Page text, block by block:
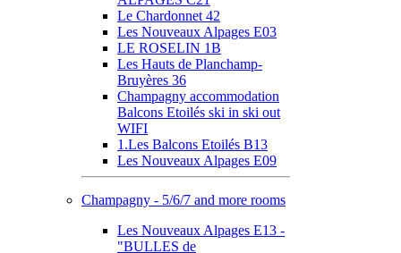
Le Chardonnet 42
Les Nouveaux Alpages E03
LE ROSELIN 1B
Les Hauts de Planchamp-
Bruyères 36
Champagny accommodation
Balcons Etoilés ski in ski out
WIFI
1.Les Balcons Etoilés B13
Les Nouveaux Alpages E09
Champagny - 5/6/7 and more rooms
Les Nouveaux Alpages E13 -
"BULLES de